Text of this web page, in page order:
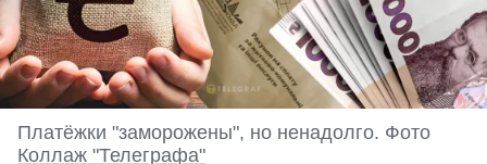
Платёжки "заморожены", но ненадолго. Фото
Коллаж "Телеграфа"